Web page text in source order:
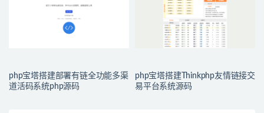
php宝塔搭建部署有链全功能多渠
道活码系统php源码
php宝塔搭建Thinkphp友情链接交
易平台系统源码